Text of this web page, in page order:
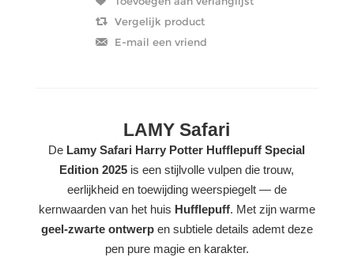
LAMY Safari
De Lamy Safari Harry Potter Hufflepuff Special
Edition 2025 is een stijlvolle vulpen die trouw,
eerlijkheid en toewijding weerspiegelt — de
kernwaarden van het huis Hufflepuff. Met zijn warme
geel-zwarte ontwerpen subtiele details ademt deze
pen pure magie en karakter.